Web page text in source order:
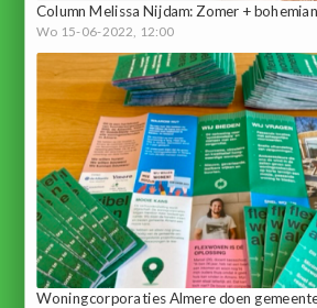
Column Melissa Nijdam: Zomer + bohemian
Wo 15-06-2022, 12:00
Woningcorporaties Almere doen